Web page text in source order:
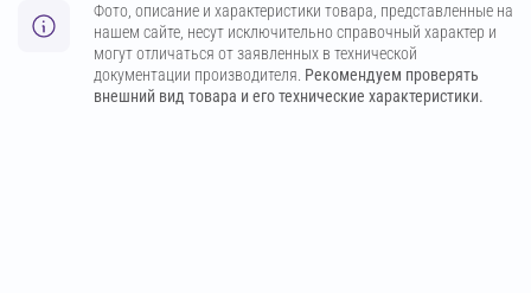
Фото, описание и характеристики товара, представленные на
нашем сайте, несут исключительно справочный характер и
могут отличаться от заявленных в технической
документации производителя. Рекомендуем проверять
внешний вид товара и его технические характеристики.